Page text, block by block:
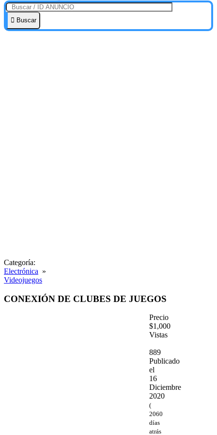
Buscar
Categoría:
Electrónica »
Videojuegos
CONEXIÓN DE CLUBES DE JUEGOS
Precio
$1,000
Vistas
889
Publicado
el
16
Diciembre
2020
(
2060
días
atrás